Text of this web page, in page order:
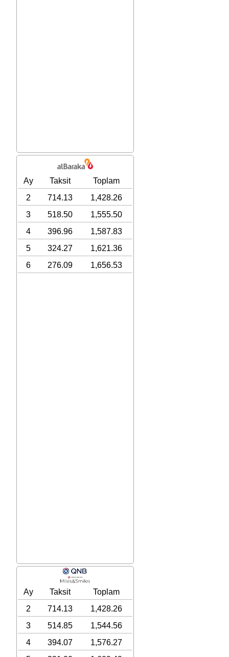
Ay Taksit
Toplam
2
714.13
1,428.26
3
518.50
1,555.50
4
396.96
1,587.83
5
324.27
1,621.36
6
276.09 1,656.53
Ay Taksit
Toplam
2
714.13
1,428.26
3
514.85
1,544.56
4
394.07
1,576.27